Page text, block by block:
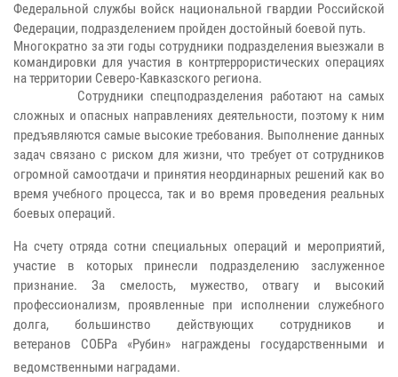
Федеральной службы войск национальной гвардии Российской
Федерации, подразделением пройден достойный боевой путь.
Многократно за эти годы сотрудники подразделения выезжали в
командировки для участия в контртеррористических операциях
на территории Северо-Кавказского региона.
Сотрудники спецподразделения работают на самых
сложных и опасных направлениях деятельности, поэтому к ним
предъявляются самые высокие требования. Выполнение данных
задач связано с риском для жизни, что требует от сотрудников
огромной самоотдачи и принятия неординарных решений как во
время учебного процесса, так и во время проведения реальных
боевых операций.
На счету отряда сотни специальных операций и мероприятий,
участие в которых принесли подразделению заслуженное
признание.За смелость, мужество, отвагу и высокий
профессионализм, проявленные при исполнении служебного
долга, большинство действующих сотрудников и
ветеранов СОБРа «Рубин» награждены государственными и
ведомственными наградами.